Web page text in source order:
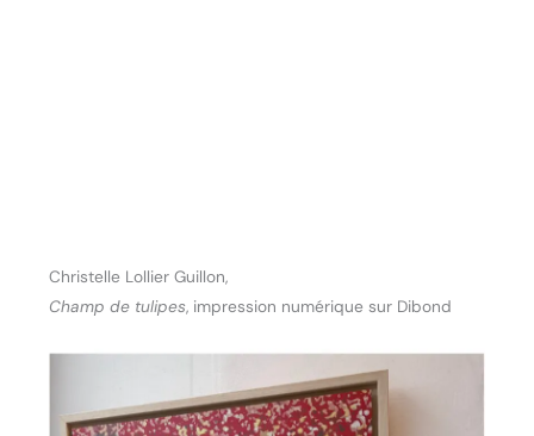
Christelle Lollier Guillon,
Champ de tulipes, impression numérique sur Dibond